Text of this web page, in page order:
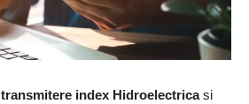
transmitere index Hidroelectricasi